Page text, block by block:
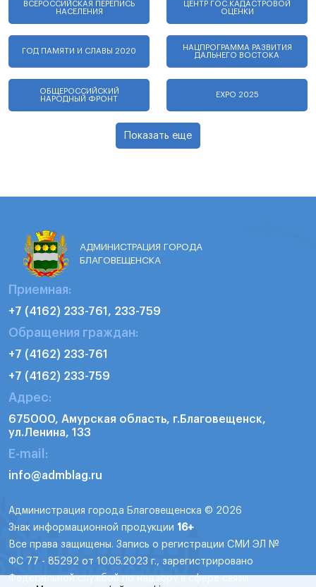
ВСЕРОССИЙСКАЯ ПЕРЕПИСЬ
НАСЕЛЕНИЯ
ЦЕНТР ГОС.КАДАСТРОВОЙ
ОЦЕНКИ
ГОД ПАМЯТИ И СЛАВЫ 2020
НАЦПРОГРАММА РАЗВИТИЯ
ДАЛЬНЕГО ВОСТОКА
ОБЩЕРОССИЙСКИЙ
НАРОДНЫЙ ФРОНТ
EXPO 2025
Показать еще
АДМИНИСТРАЦИЯ ГОРОДА
БЛАГОВЕЩЕНСКА
Приемная:
+7 (4162) 233-761, 233-759
Обращения граждан:
+7 (4162) 233-761
+7 (4162) 233-759
Адрес:
675000, Амурская область, г.Благовещенск,
ул.Ленина, 133
E-mail:
info@admblag.ru
Администрация города Благовещенска © 2026
Знак информационной продукции 16+
Все права защищены. Запись о регистрации СМИ ЭЛ №
ФС 77 - 85292 от 10.05.2023 г., зарегистрировано
Федеральной службой по надзору в сфере связи,